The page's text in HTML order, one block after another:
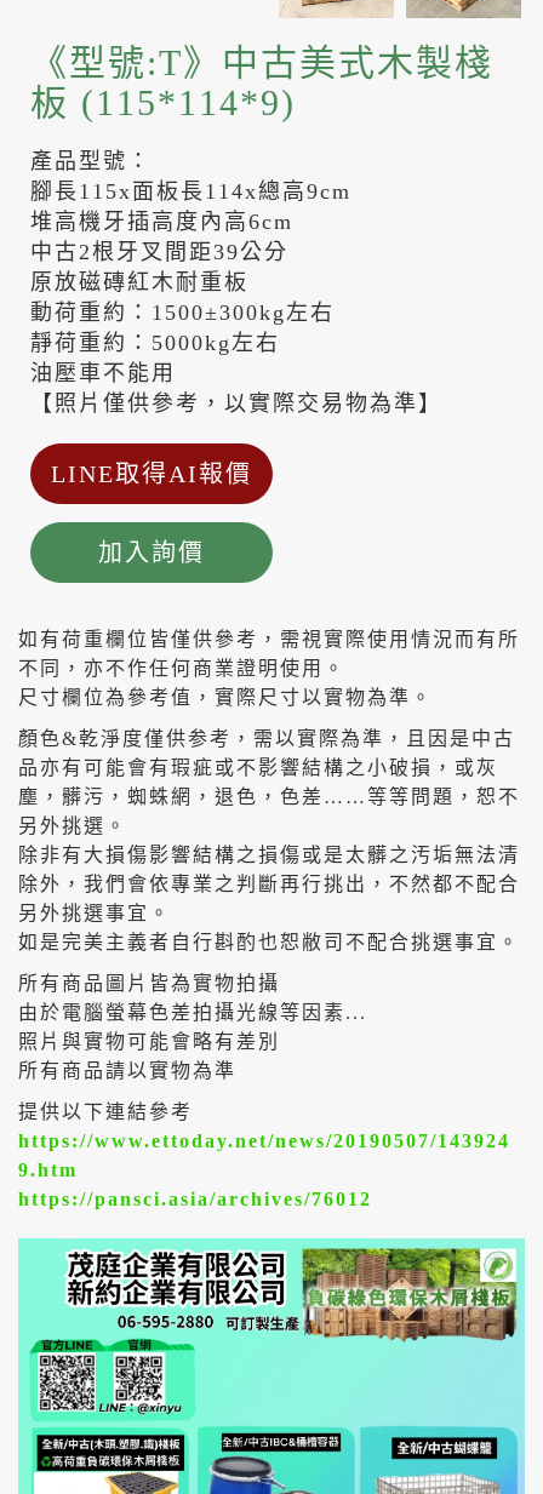
《型號:T》中古美式木製棧
板 (115*114*9)
產品型號：
腳長115x面板長114x總高9cm
堆高機牙插高度內高6cm
中古2根牙叉間距39公分
原放磁磚紅木耐重板
動荷重約：1500±300kg左右
靜荷重約：5000kg左右
油壓車不能用
【照片僅供參考，以實際交易物為準】
LINE取得AI報價
加入詢價
如有荷重欄位皆僅供參考，需視實際使用情況而有所
不同，亦不作任何商業證明使用。
尺寸欄位為參考值，實際尺寸以實物為準。
顏色&乾淨度僅供参考，需以實際為準，且因是中古
品亦有可能會有瑕疵或不影響結構之小破損，或灰
塵，髒污，蜘蛛網，退色，色差……等等問題，恕不
另外挑選。
除非有大損傷影響結構之損傷或是太髒之汚垢無法清
除外，我們會依專業之判斷再行挑出，不然都不配合
另外挑選事宜。
如是完美主義者自行斟酌也恕敝司不配合挑選事宜。
所有商品圖片皆為實物拍攝
由於電腦螢幕色差拍攝光線等因素...
照片與實物可能會略有差別
所有商品請以實物為準
提供以下連結參考
https://www.ettoday.net/news/20190507/143924
9.htm
https://pansci.asia/archives/76012